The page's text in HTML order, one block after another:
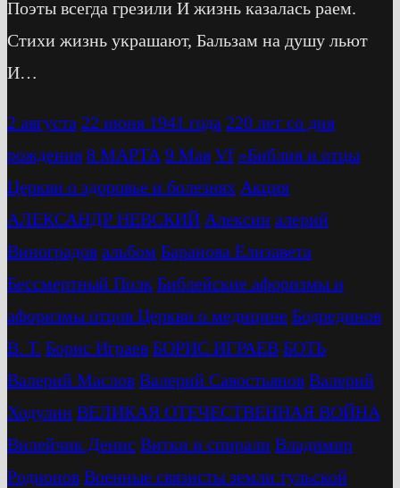
Поэты всегда грезили И жизнь казалась раем.
Стихи жизнь украшают, Бальзам на душу льют
И…
2 августа 22 июня 1941 года 220 лет со дня
рождения 8 МАРТА 9 Мая Vf »Библия и отцы
Церкви о здоровье и болезнях Акция
АЛЕКСАНДР НЕВСКИЙ Алексин алерий
Виноградов альбом Баранова Елизавета
Бессмертный Полк Библейские афоризмы и
афоризмы отцов Церкви о медицине Бодрединов
В. Т. Бориc Играев БОРИС ИГРАЕВ БОТЬ
Валерий Маслов Валерий Савостьянов Валерий
Ходулин ВЕЛИКАЯ ОТЕЧЕСТВЕННАЯ ВОЙНА
Вилейчик Денис Витки и спирали Владимир
Родионов Военные связисты земли тульской